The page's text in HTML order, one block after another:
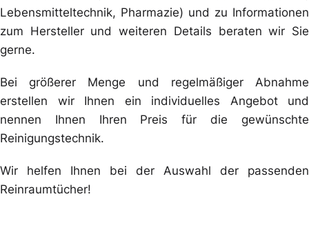
Lebensmitteltechnik, Pharmazie) und zu Informationen
zum Hersteller und weiteren Details beraten wir Sie
gerne.
Bei größerer Menge und regelmäßiger Abnahme
erstellen wir Ihnen ein individuelles Angebot und
nennen Ihnen Ihren Preis für die gewünschte
Reinigungstechnik.
Wir helfen Ihnen bei der Auswahl der passenden
Reinraumtücher!